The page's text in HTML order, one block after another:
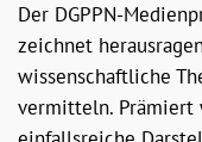
Der DGPPN-
zeichnet
wissenschaftliche
vermitteln.